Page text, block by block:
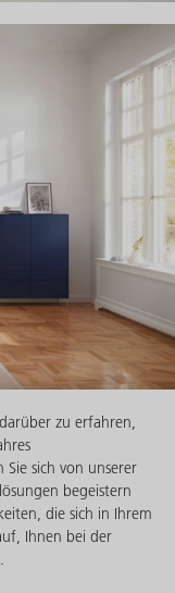
zu erfahren,
sich von unserer
begeistern
die sich in Ihrem
Ihnen bei der